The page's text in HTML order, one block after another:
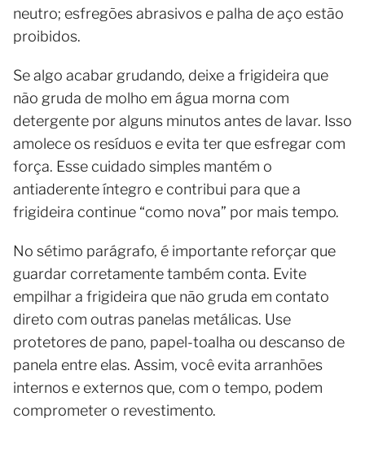
neutro; esfregões abrasivos e palha de aço estão
proibidos.
Se algo acabar grudando, deixe a frigideira que
não gruda de molho em água morna com
detergente por alguns minutos antes de lavar. Isso
amolece os resíduos e evita ter que esfregar com
força. Esse cuidado simples mantém o
antiaderente íntegro e contribui para que a
frigideira continue “como nova” por mais tempo.
No sétimo parágrafo, é importante reforçar que
guardar corretamente também conta. Evite
empilhar a frigideira que não gruda em contato
direto com outras panelas metálicas. Use
protetores de pano, papel-toalha ou descanso de
panela entre elas. Assim, você evita arranhões
internos e externos que, com o tempo, podem
comprometer o revestimento.